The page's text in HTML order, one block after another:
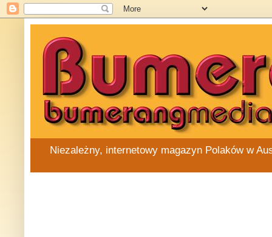
Niezależny, internetowy magazyn Polaków w